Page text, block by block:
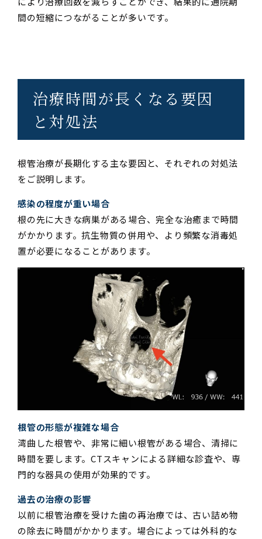
間の短縮につながることが多いです。
治療時間が長くなる要因
と対処法
根管治療が長期化する主な要因と、それぞれの対処法
をご説明します。
感染の程度が重い場合
根の先に大きな病巣がある場合、完全な治癒まで時間
がかかります。抗生物質の併用や、より頻繁な消毒処
置が必要になることがあります。
根管の形態が複雑な場合
湾曲した根管や、非常に細い根管がある場合、清掃に
時間を要します。CTスキャンによる詳細な診査や、専
門的な器具の使用が効果的です。
過去の治療の影響
以前に根管治療を受けた歯の再治療では、古い詰め物
の除去に時間がかかります。場合によっては外科的な